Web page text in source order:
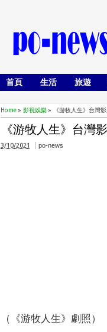
首頁 生活 旅遊
Home » 影視娛樂 » 《游牧人生》台灣
《游牧人生》台灣
3/10/2021 po-news
（《游牧人生》劇照）